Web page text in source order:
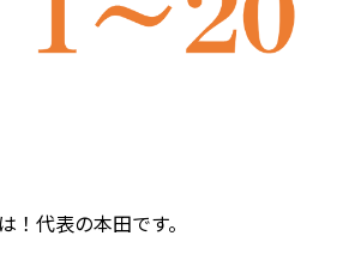
！代表の本田です。